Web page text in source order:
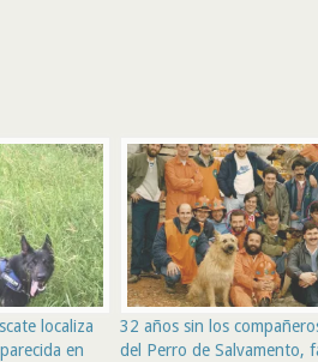
localiza
en
32 años sin los
del Perro de Salvamento,